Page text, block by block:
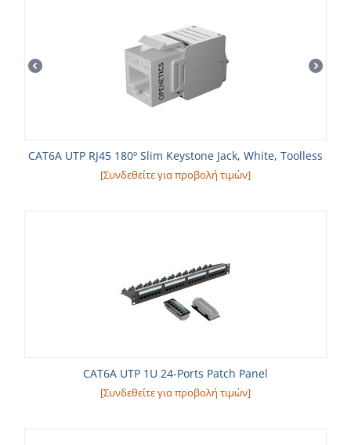
CAT6A UTP RJ45 180º Slim Keystone Jack, White, Toolless
[Συνδεθείτε για προβολή τιμών]
CAT6A UTP 1U 24-Ports Patch Panel
[Συνδεθείτε για προβολή τιμών]